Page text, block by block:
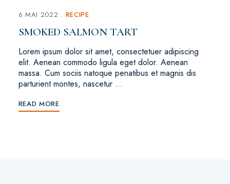
6 MAI 2022 RECIPE
SMOKED SALMON TART
Lorem ipsum dolor sit amet, consectetuer adipiscing
elit. Aenean commodo ligula eget dolor. Aenean
massa. Cum sociis natoque penatibus et magnis dis
parturient montes, nascetur …
READ MORE